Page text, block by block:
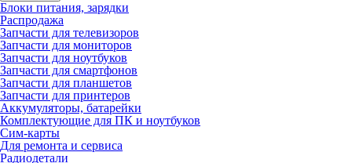
Блоки питания, зарядки
Распродажа
Запчасти для телевизоров
Запчасти для мониторов
Запчасти для ноутбуков
Запчасти для смартфонов
Запчасти для планшетов
Запчасти для принтеров
Аккумуляторы, батарейки
Комплектующие для ПК и ноутбуков
Сим-карты
Для ремонта и сервиса
Радиодетали